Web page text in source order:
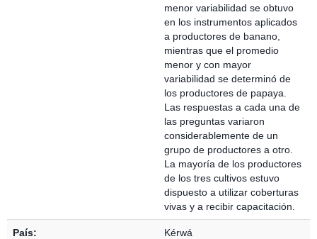
menor variabilidad se obtuvo
en los instrumentos aplicados
a productores de banano,
mientras que el promedio
menor y con mayor
variabilidad se determinó de
los productores de papaya.
Las respuestas a cada una de
las preguntas variaron
considerablemente de un
grupo de productores a otro.
La mayoría de los productores
de los tres cultivos estuvo
dispuesto a utilizar coberturas
vivas y a recibir capacitación.
País: Kérwá